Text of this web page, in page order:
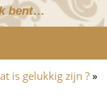
bent…
is gelukkig zijn ?»